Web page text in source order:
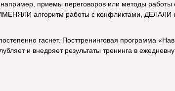
приемы переговоров или методы работы
алгоритм работы с конфликтами, ДЕЛАЛИ
гаснет. Посттренинговая программа
и внедряет результаты тренинга в